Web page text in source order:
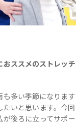
ススメのストレッ
も多い季節になりま
たいと思います。今
が後ろに立ってサポ